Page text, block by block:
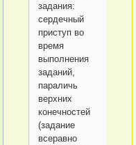
задания:
сердечный
приступ во
время
выполнения
заданий,
параличь
верхних
конечностей
(задание
всеравно